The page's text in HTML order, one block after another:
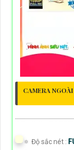
CAMERA
🔅 Độ sắc nét :